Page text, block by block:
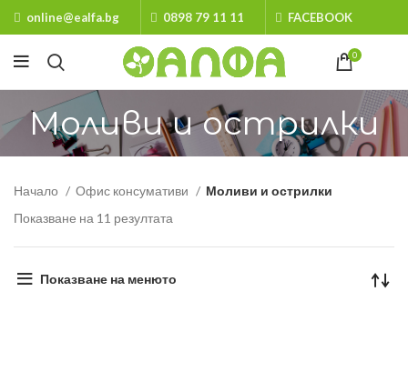
online@ealfa.bg 0898 79 11 11 FACEBOOK
0
Моливи и острилки
Начало Офис консумативи
Моливи и острилки
Показване на 11 резултата
Показване на менюто